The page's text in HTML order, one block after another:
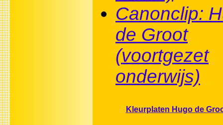
Canonclip:
de Groot
(voortgezet
onderwijs)
Kleurplaten Hugo de